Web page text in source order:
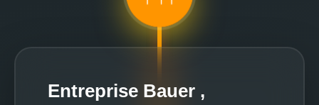
Entreprise Bauer ,